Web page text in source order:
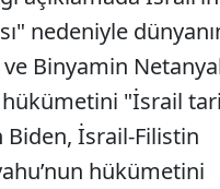
nedeniyle
Binyamin
hükümetini "İsrail
İsrail-Filistin
hükümetini